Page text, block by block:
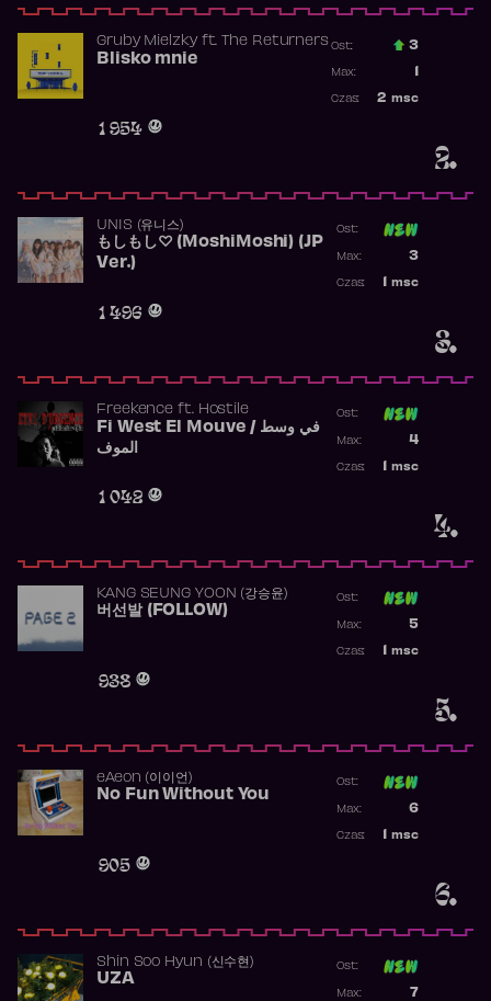
2.
Gruby Mielzkyft. The Returners
Blisko mnie
1 954
Ost.: 3
Max:
2 msc
Czas:
3.
UNIS (유니스)
もしもし♡ (MoshiMoshi) (JP
Ver.)
1 496
Ost:
3
Max:
msc
Czas:
4.
Freekence ft. Hostile
Fi West El Mouve / في وسط
الموف
1 042
Ost:
4
Max:
msc
Czas:
5.
KANG SEUNG YOON (강승윤)
버선발 (FOLLOW)
938
Ost:
5
Max:
msc
Czas:
6.
​eAeon (이이언)
No Fun Without You
905
Ost:
6
Max:
msc
Czas:
Shin Soo Hyun (신수현)
UZA
Ost:
7
Max: